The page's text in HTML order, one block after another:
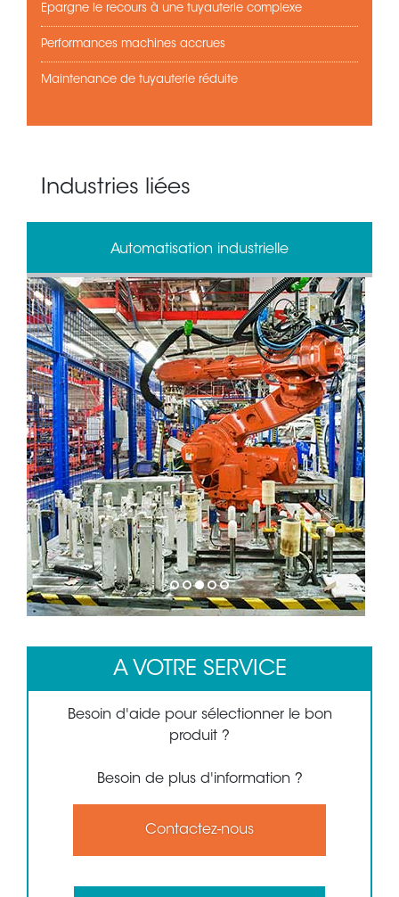
Epargne le recours à une tuyauterie complexe
Performances machines accrues
Maintenance de tuyauterie réduite
Industries liées
Automatisation industrielle
1 2 3 4 5
A VOTRE SERVICE
Besoin d'aide pour sélectionner le bon
produit ?
Besoin de plus d'information ?
Contactez-nous